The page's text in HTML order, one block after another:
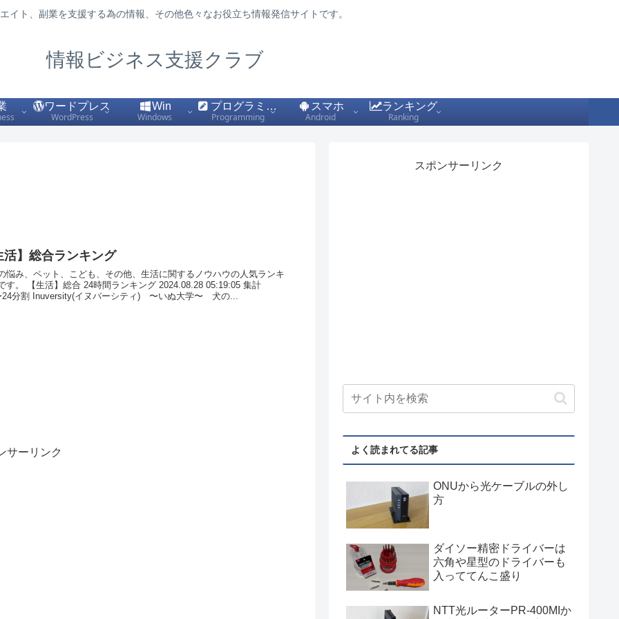
イト、副業を支援する為の情報、その他色々なお役立ち情報発信サイトです。
情報ビジネス支援クラブ
ワードプレス
WordPress
Win
Windows
プログラミング
Programming
スマホ
Android
ランキング
Ranking
活】総合ランキング
悩み、ペット、こども、その他、生活に関するノウハウの人気ランキ
す。 【生活】総合 24時間ランキング 2024.08.28 05:19:05 集計
24分割 Inuversity(イヌバーシティ) 〜いぬ大学〜 犬の...
サーリンク
スポンサーリンク
よく読まれてる記事
ONUから光ケーブルの外し
方
ダイソー精密ドライバーは
六角や星型のドライバーも
入っててんこ盛り
NTT光ルーターPR-400MIか